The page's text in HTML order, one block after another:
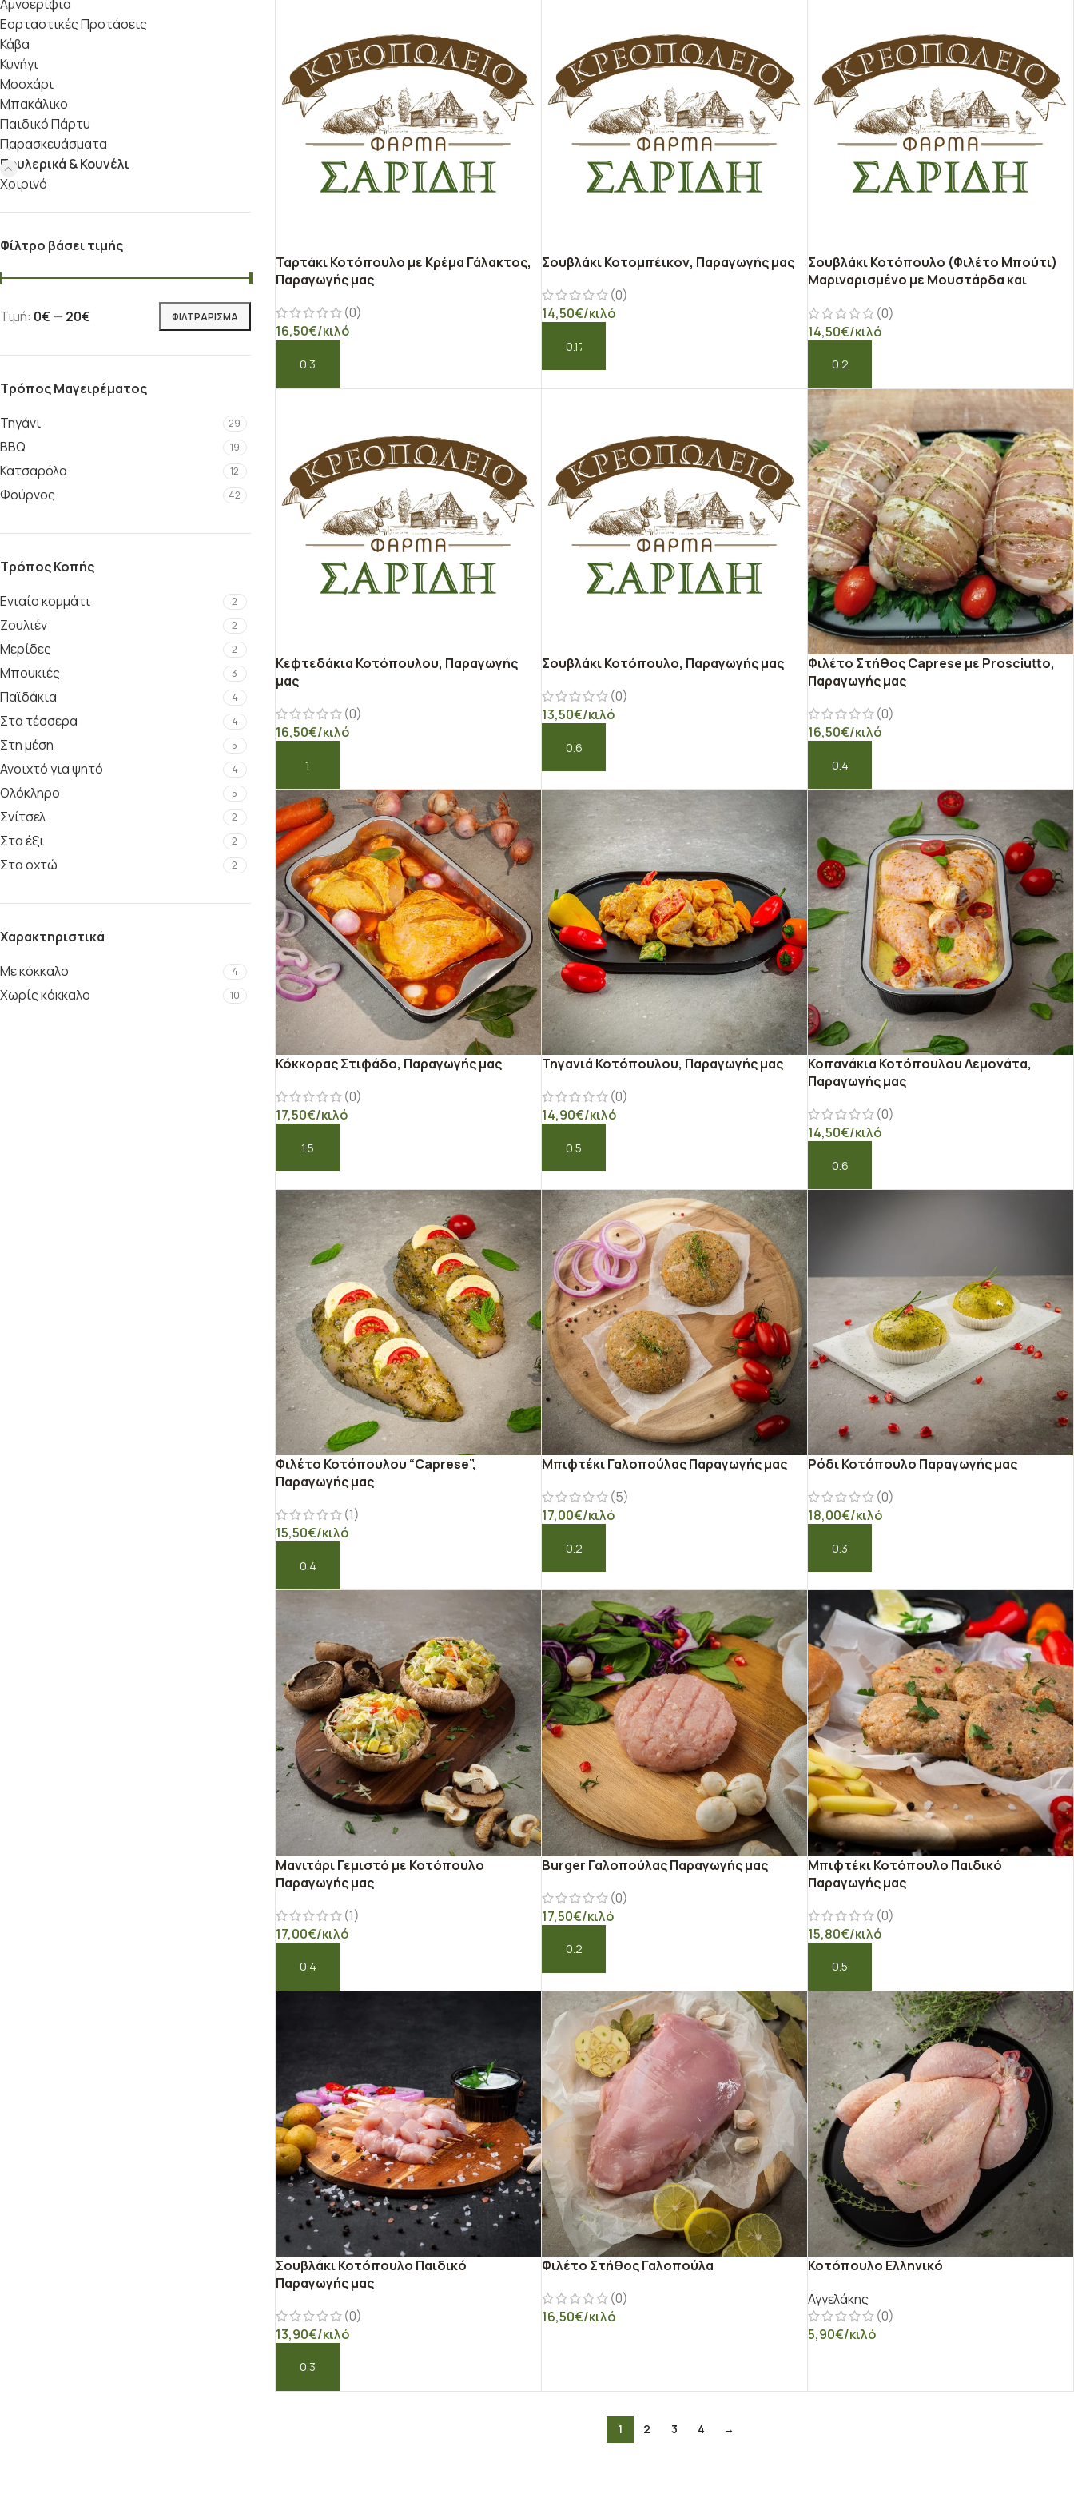
Αμνοερίφια
Εορταστικές Προτάσεις
Κάβα
Κυνήγι
Μοσχάρι
Μπακάλικο
Παιδικό Πάρτυ
Παρασκευάσματα
Πουλερικά & Κουνέλι
Χοιρινό
Φίλτρο βάσει τιμής
ΦΙΛΤΡΆΡΙΣΜΑ
Τιμή: 0€ — 20€
Τρόπος Μαγειρέματος
Τηγάνι
29
ΒΒQ 19
Κατσαρόλα 12
Φούρνος 42
Τρόπος Κοπής
Ενιαίο κομμάτι
2
Ζουλιέν 2
Μερίδες 2
Μπουκιές 3
Παϊδάκια 4
Στα τέσσερα 4
Στη μέση 5
Ανοιχτό για ψητό 4
Ολόκληρο 5
Σνίτσελ 2
Στα έξι 2
Στα οχτώ 2
Χαρακτηριστικά
Με κόκκαλο
4
Χωρίς κόκκαλο 10
Ταρτάκι Κοτόπουλο με Κρέμα Γάλακτος,
Παραγωγής μας
(0)
16,50€/κιλό
ΠΡΟΣΘΉΚΗ ΣΤΟ ΚΑΛΆΘΙ
Σουβλάκι Κοτομπέικον, Παραγωγής μας
(0)
14,50€/κιλό
ΠΡΟΣΘΉΚΗ ΣΤΟ ΚΑΛΆΘΙ
Σουβλάκι Κοτόπουλο (Φιλέτο Μπούτι)
Μαριναρισμένο με Μουστάρδα και
(0)
14,50€/κιλό
ΠΡΟΣΘΉΚΗ ΣΤΟ ΚΑΛΆΘΙ
Κεφτεδάκια Κοτόπουλου, Παραγωγής
μας
(0)
16,50€/κιλό
ΠΡΟΣΘΉΚΗ ΣΤΟ ΚΑΛΆΘΙ
Σουβλάκι Κοτόπουλο, Παραγωγής μας
(0)
13,50€/κιλό
ΠΡΟΣΘΉΚΗ ΣΤΟ ΚΑΛΆΘΙ
Φιλέτο Στήθος Caprese με Prosciutto,
Παραγωγής μας
(0)
16,50€/κιλό
ΠΡΟΣΘΉΚΗ ΣΤΟ ΚΑΛΆΘΙ
Κόκκορας Στιφάδο, Παραγωγής μας
(0)
17,50€/κιλό
ΠΡΟΣΘΉΚΗ ΣΤΟ ΚΑΛΆΘΙ
Τηγανιά Κοτόπουλου, Παραγωγής μας
(0)
14,90€/κιλό
ΠΡΟΣΘΉΚΗ ΣΤΟ ΚΑΛΆΘΙ
Κοπανάκια Κοτόπουλου Λεμονάτα,
Παραγωγής μας
(0)
14,50€/κιλό
ΠΡΟΣΘΉΚΗ ΣΤΟ ΚΑΛΆΘΙ
Φιλέτο Κοτόπουλου “Caprese”,
Παραγωγής μας
(1)
15,50€/κιλό
ΠΡΟΣΘΉΚΗ ΣΤΟ ΚΑΛΆΘΙ
Μπιφτέκι Γαλοπούλας Παραγωγής μας
(5)
17,00€/κιλό
ΠΡΟΣΘΉΚΗ ΣΤΟ ΚΑΛΆΘΙ
Ρόδι Κοτόπουλο Παραγωγής μας
(0)
18,00€/κιλό
ΠΡΟΣΘΉΚΗ ΣΤΟ ΚΑΛΆΘΙ
Μανιτάρι Γεμιστό με Κοτόπουλο
Παραγωγής μας
(1)
17,00€/κιλό
ΠΡΟΣΘΉΚΗ ΣΤΟ ΚΑΛΆΘΙ
Burger Γαλοπούλας Παραγωγής μας
(0)
17,50€/κιλό
ΠΡΟΣΘΉΚΗ ΣΤΟ ΚΑΛΆΘΙ
Μπιφτέκι Κοτόπουλο Παιδικό
Παραγωγής μας
(0)
15,80€/κιλό
ΠΡΟΣΘΉΚΗ ΣΤΟ ΚΑΛΆΘΙ
Σουβλάκι Κοτόπουλο Παιδικό
Παραγωγής μας
(0)
13,90€/κιλό
ΠΡΟΣΘΉΚΗ ΣΤΟ ΚΑΛΆΘΙ
Φιλέτο Στήθος Γαλοπούλα
(0)
16,50€/κιλό
Κοτόπουλο Ελληνικό
Αγγελάκης
(0)
5,90€/κιλό
1 2 3 4 →